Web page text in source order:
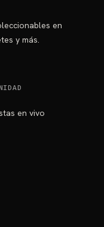
en
y más.
en vivo